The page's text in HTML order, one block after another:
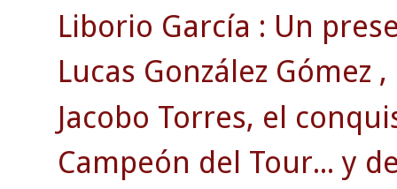
Liborio García : Un
Lucas González Gómez
Jacobo Torres, el
Campeón del Tour... y